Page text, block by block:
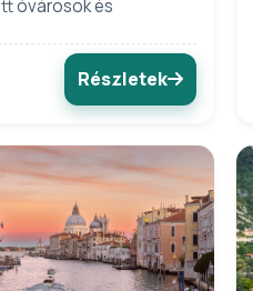
óvárosok és
Részletek